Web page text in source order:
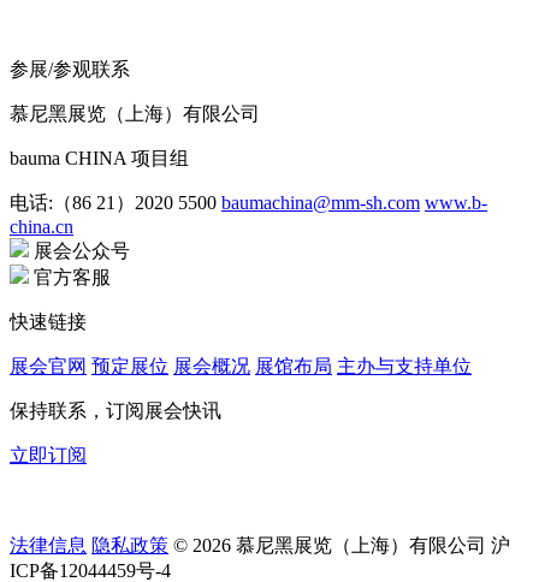
参展/参观联系
慕尼黑展览（上海）有限公司
bauma CHINA 项目组
电话:（86 21）2020 5500 baumachina@mm-sh.com www.b-
china.cn
展会公众号
官方客服
快速链接
展会官网 预定展位 展会概况 展馆布局 主办与支持单位
保持联系，订阅展会快讯
立即订阅
法律信息 隐私政策 © 2026 慕尼黑展览（上海）有限公司 沪
ICP备12044459号-4